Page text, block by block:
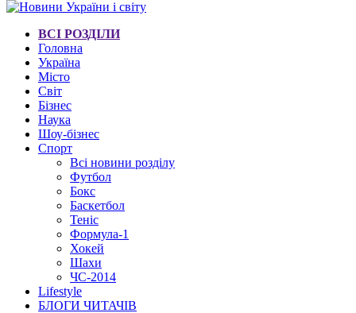
ВСІ РОЗДІЛИ
Головна
Україна
Місто
Світ
Бізнес
Наука
Шоу-бізнес
Спорт
Всі новини розділу
Футбол
Бокс
Баскетбол
Теніс
Формула-1
Хокей
Шахи
ЧС-2014
Lifestyle
БЛОГИ ЧИТАЧІВ